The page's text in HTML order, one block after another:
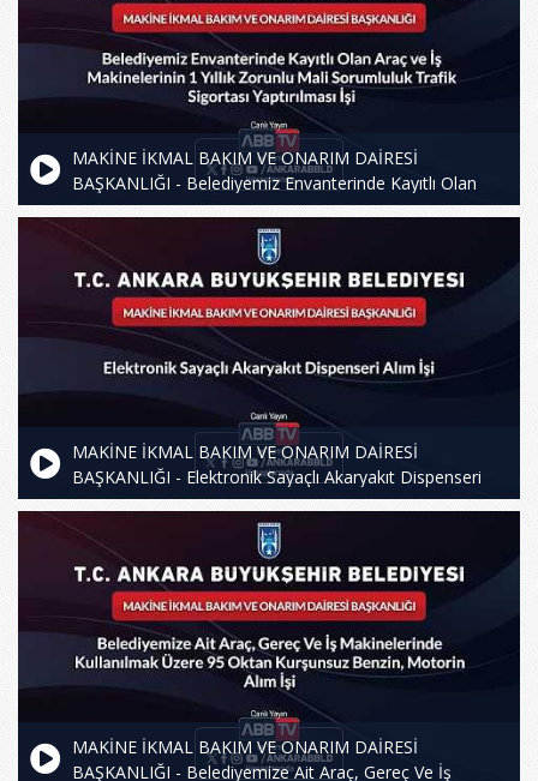
MAKİNE İKMAL BAKIM VE ONARIM DAİRESİ
BAŞKANLIĞI - Belediyemiz Envanterinde Kayıtlı Olan
Araç ve İş Makinelerinin 1 Yıllık Zorunlu Mali Sorumluluk
Trafik Sigortası Yaptırılması İşi
MAKİNE İKMAL BAKIM VE ONARIM DAİRESİ
BAŞKANLIĞI - Elektronik Sayaçlı Akaryakıt Dispenseri
Alım İşi
MAKİNE İKMAL BAKIM VE ONARIM DAİRESİ
BAŞKANLIĞI - Belediyemize Ait Araç, Gereç Ve İş